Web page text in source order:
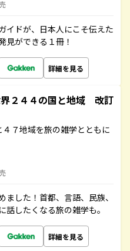
イドが、日本人にこそ伝えた
見ができる１冊！
詳細を見る
２４４の国と地域 改訂
４７地域を旅の雑学とともに
した！首都、言語、民族、
したくなる旅の雑学も。
詳細を見る